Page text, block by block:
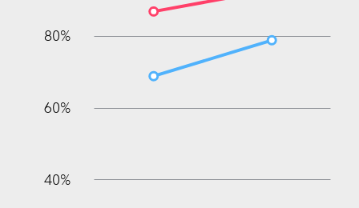
80%
60%
40%